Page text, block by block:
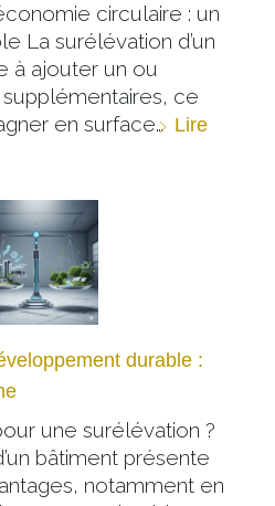
circulaire : un
La surélévation d’un
à ajouter un ou
ce
en surface… Lire
durable :
une surélévation ?
bâtiment présente
notamment en